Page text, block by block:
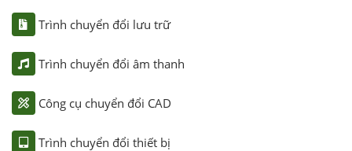
Trình chuyển đổi lưu trữ
Trình chuyển đổi âm thanh
Công cụ chuyển đổi CAD
Trình chuyển đổi thiết bị